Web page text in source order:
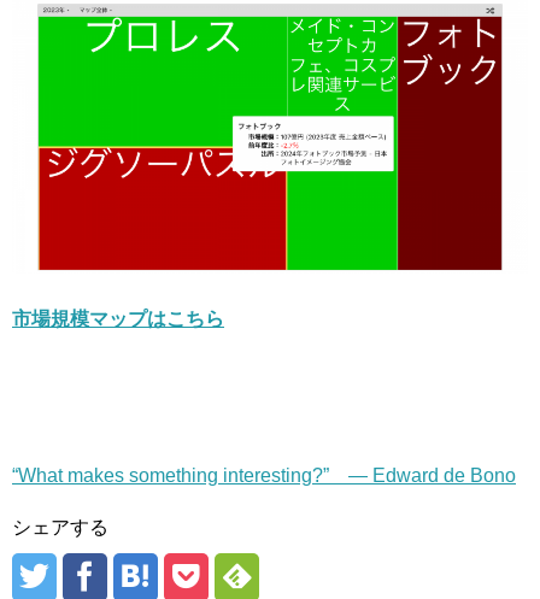
市場規模マップはこちら
“What makes something interesting?” — Edward de Bono
シェアする